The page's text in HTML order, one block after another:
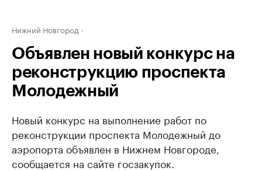
Нижний Новгород
Объявлен новый конкурс на
реконструкцию проспекта
Молодежный
Новый конкурс на выполнение работ по
реконструкции проспекта Молодежный до
аэропорта объявлен в Нижнем Новгороде,
сообщается на сайте госзакупок.